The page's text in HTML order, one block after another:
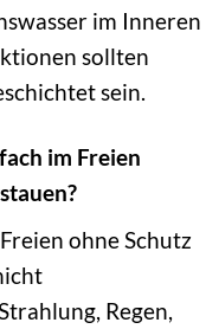
im Inneren
sollten
sein.
im Freien
ohne Schutz
Regen,